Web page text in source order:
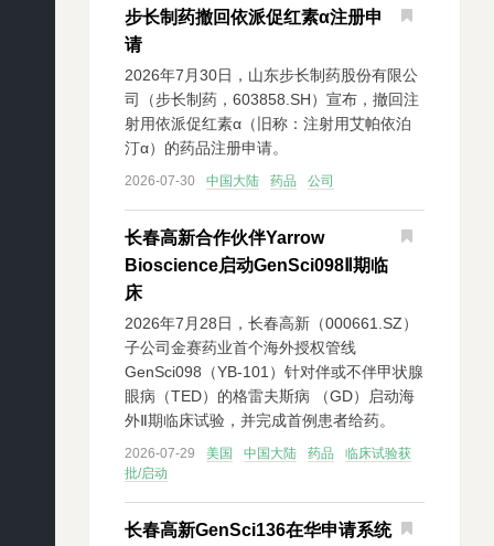
步长制药撤回依派促红素α注册申
请
2026年7月30日，山东步长制药股份有限公
司（步长制药，603858.SH）宣布，撤回注
射用依派促红素α（旧称：注射用艾帕依泊
汀α）的药品注册申请。
2026-07-30 中国大陆 药品 公司
长春高新合作伙伴Yarrow
Bioscience启动GenSci098Ⅱ期临
床
2026年7月28日，长春高新（000661.SZ）
子公司金赛药业首个海外授权管线
GenSci098（YB-101）针对伴或不伴甲状腺
眼病（TED）的格雷夫斯病 （GD）启动海
外Ⅱ期临床试验，并完成首例患者给药。
2026-07-29 美国 中国大陆 药品
临床试验获
批/启动
长春高新GenSci136在华申请系统